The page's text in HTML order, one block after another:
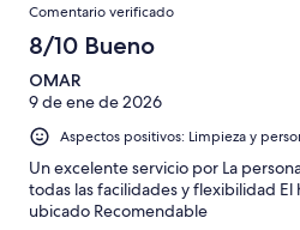
Comentario verificado
8/10 Bueno
OMAR
9 de ene de 2026
Aspectos positivos: Limpieza y
Un excelente servicio por La
todas las facilidades y flexibilidad
ubicado Recomendable